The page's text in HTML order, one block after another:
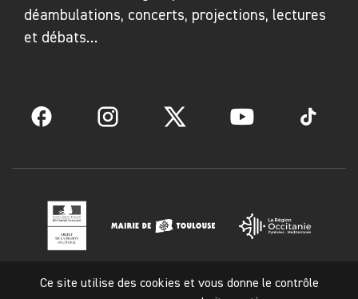
déambulations, concerts, projections, lectures
et débats…
Facebook Instagram Twitter YouTube TikTok
Mentions légales
Ce site utilise des cookies et vous donne le contrôle